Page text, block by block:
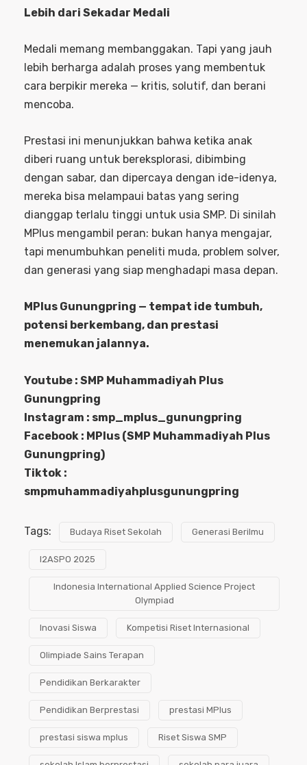
Lebih dari Sekadar Medali
Medali memang membanggakan. Tapi yang jauh
lebih berharga adalah proses yang membentuk
cara berpikir mereka — kritis, solutif, dan berani
mencoba.
Prestasi ini menunjukkan bahwa ketika anak
diberi ruang untuk bereksplorasi, dibimbing
dengan sabar, dan dipercaya dengan ide-idenya,
mereka bisa melampaui batas yang sering
dianggap terlalu tinggi untuk usia SMP. Di sinilah
MPlus mengambil peran: bukan hanya mengajar,
tapi menumbuhkan peneliti muda, problem solver,
dan generasi yang siap menghadapi masa depan.
MPlus Gunungpring — tempat ide tumbuh,
potensi berkembang, dan prestasi
menemukan jalannya.
Youtube : SMP Muhammadiyah Plus
Gunungpring
Instagram : smp_mplus_gunungpring
Facebook : MPlus (SMP Muhammadiyah Plus
Gunungpring)
Tiktok :
smpmuhammadiyahplusgunungpring
Tags: Budaya Riset Sekolah Generasi Berilmu
I2ASPO 2025
Indonesia International Applied Science Project
Olympiad
Inovasi Siswa Kompetisi Riset Internasional
Olimpiade Sains Terapan
Pendidikan Berkarakter
Pendidikan Berprestasi prestasi MPlus
prestasi siswa mplus Riset Siswa SMP